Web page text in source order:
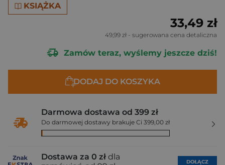
KSIĄŻKA
33,49 zł
49,99 zł - sugerowana cena detaliczna
Zamów teraz, wyślemy jeszcze dziś!
DODAJ DO KOSZYKA
Darmowa dostawa od 399 zł
Do darmowej dostawy brakuje Ci 399,00 zł
Dostawa za 0 zł dla
DOŁĄCZ